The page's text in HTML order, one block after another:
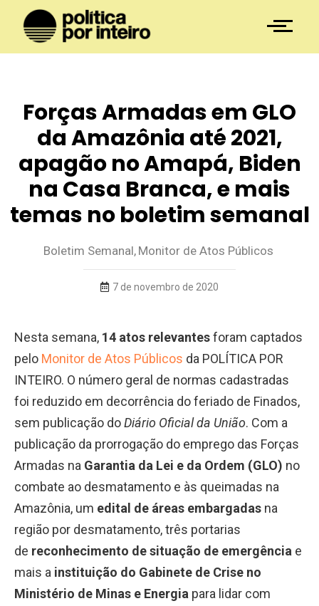
Forças Armadas em GLO
da Amazônia até 2021,
apagão no Amapá, Biden
na Casa Branca, e mais
temas no boletim semanal
Boletim Semanal, Monitor de Atos Públicos
7 de novembro de 2020
Nesta semana, 14 atos relevantesforam captados
pelo Monitor de Atos Públicos da POLÍTICA POR
INTEIRO. O número geral de normas cadastradas
foi reduzido em decorrência do feriado de Finados,
sem publicação doDiário Oficial da União. Com a
publicação da prorrogação do emprego das Forças
Armadas na Garantia da Lei e da Ordem (GLO) no
combate ao desmatamento e às queimadas na
Amazônia, um edital de áreas embargadas na
região por desmatamento, três portarias
de reconhecimento de situação de emergência e
mais a instituição do Gabinete de Crise no
Ministério de Minas e Energia para lidar com